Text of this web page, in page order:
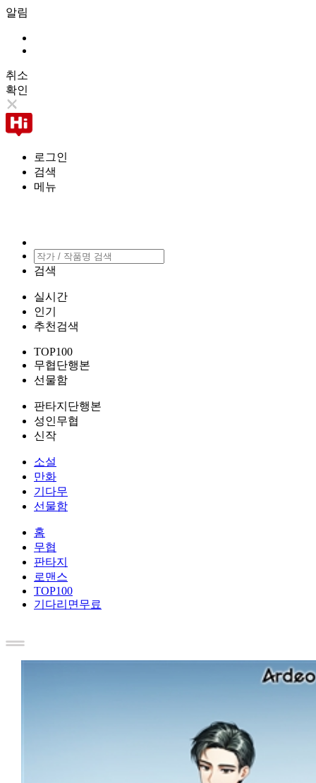
알림
취소
확인
로그인
검색
메뉴
검색
실시간
인기
추천검색
TOP100
무협단행본
선물함
판타지단행본
성인무협
신작
소설
만화
기다무
선물함
홈
무협
판타지
로맨스
TOP100
기다리면무료